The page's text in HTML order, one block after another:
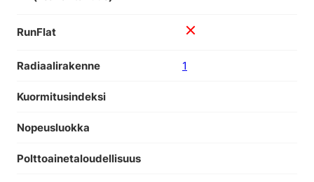
RunFlat
Radiaalirakenne 1
Kuormitusindeksi
Nopeusluokka
Polttoainetaloudellisuus